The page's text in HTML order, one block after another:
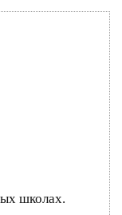
школах.